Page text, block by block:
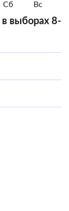
Сб Вс
в выборах 8-